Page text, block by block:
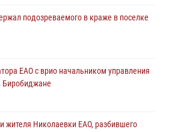
проведения контрольного отстрела
оружия изменены: минимальный
трёх лет
подозреваемого в краже в поселке
ЕАО с врио начальником управления
Биробиджане
жителя Николаевки ЕАО, разбившего